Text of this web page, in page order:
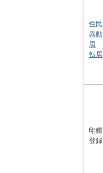
住民
異動
届
転居
印鑑
登録